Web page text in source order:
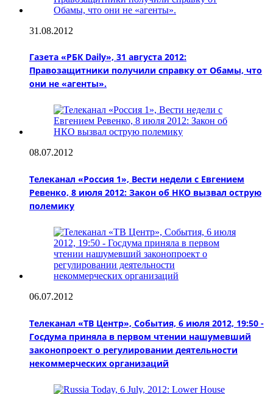
31.08.2012
Газета «РБК Daily», 31 августа 2012:
Правозащитники получили справку от Обамы, что
они не «агенты».
08.07.2012
Телеканал «Россия 1», Вести недели с Евгением
Ревенко, 8 июля 2012: Закон об НКО вызвал острую
полемику
06.07.2012
Телеканал «ТВ Центр», События, 6 июля 2012, 19:50 -
Госдума приняла в первом чтении нашумевший
законопроект о регулировании деятельности
некоммерческих организаций